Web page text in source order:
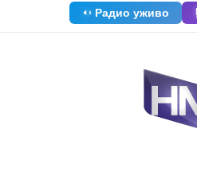
Радио уживо